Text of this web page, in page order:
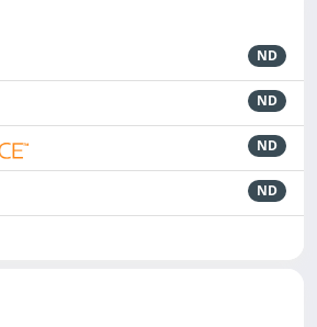
ND
ND
ND
ND